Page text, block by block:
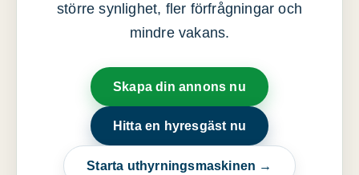
större synlighet, fler förfrågningar och
mindre vakans.
Skapa din annons nu
Hitta en hyresgäst nu
Starta uthyrningsmaskinen →